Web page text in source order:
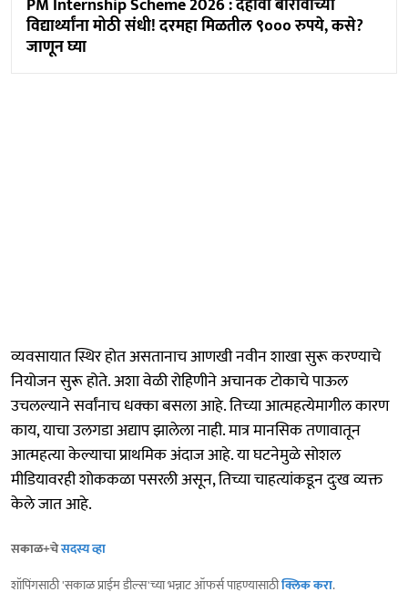
PM Internship Scheme 2026 : दहावी बारावीच्या
विद्यार्थ्यांना मोठी संधी! दरमहा मिळतील ९००० रुपये, कसे?
जाणून घ्या
व्यवसायात स्थिर होत असतानाच आणखी नवीन शाखा सुरू करण्याचे
नियोजन सुरू होते. अशा वेळी रोहिणीने अचानक टोकाचे पाऊल
उचलल्याने सर्वांनाच धक्का बसला आहे. तिच्या आत्महत्येमागील कारण
काय, याचा उलगडा अद्याप झालेला नाही. मात्र मानसिक तणावातून
आत्महत्या केल्याचा प्राथमिक अंदाज आहे. या घटनेमुळे सोशल
मीडियावरही शोककळा पसरली असून, तिच्या चाहत्यांकडून दुःख व्यक्त
केले जात आहे.
सकाळ+चेसदस्य व्हा
शॉपिंगसाठी 'सकाळ प्राईम डील्स'च्या भन्नाट ऑफर्स पाहण्यासाठीक्लिक करा.